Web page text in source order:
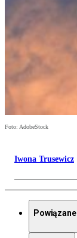
Foto: AdobeStock
Iwona Trusewicz
Powiązane